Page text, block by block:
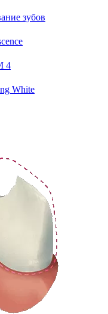
зубов
4
White